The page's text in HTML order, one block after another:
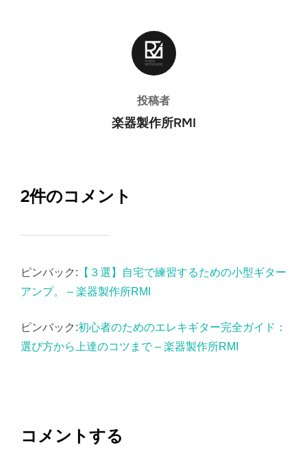
投稿者
投稿者
楽器製作所RMI
2件のコメント
ピンバック: 【３選】自宅で練習するための小型ギター
アンプ。 – 楽器製作所RMI
ピンバック:初心者のためのエレキギター完全ガイド：
選び方から上達のコツまで – 楽器製作所RMI
コメントする